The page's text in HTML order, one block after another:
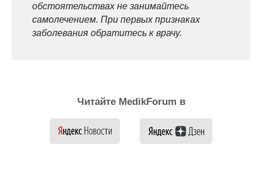
обстоятельствах не занимайтесь
самолечением. При первых признаках
заболевания обратитесь к врачу.
Читайте MedikForum в